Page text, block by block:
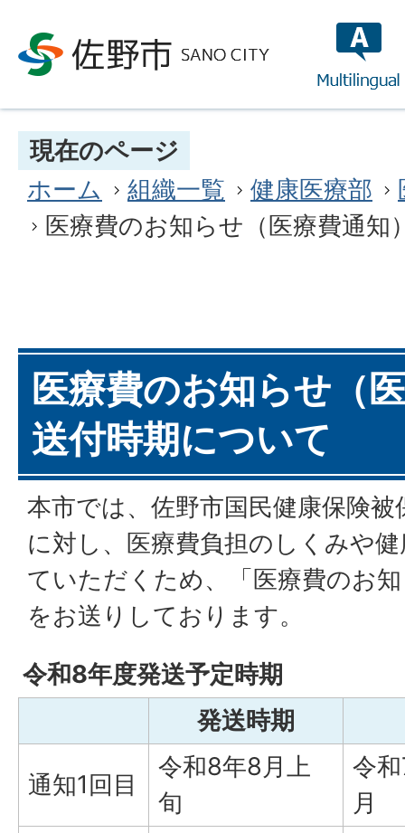
現在のページ
ホーム
組織一覧 健康医療部
医療費のお知らせ（医療費通知
医療費のお知らせ（
送付時期について
本市では、佐野市国民健康保険
に対し、医療費負担のしくみや
ていただくため、「医療費のお
をお送りしております。
令和8年度発送予定時期
発送時期
通知1回目
令和8年8月上
旬
令
月